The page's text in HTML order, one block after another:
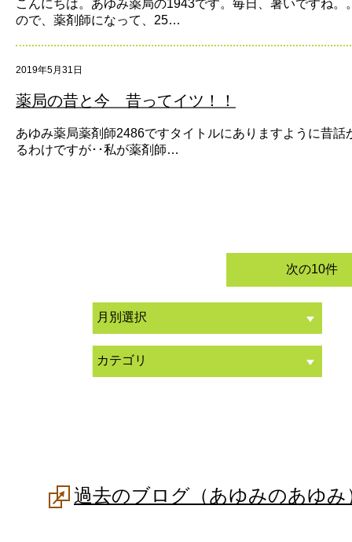
こんにちは。あゆみ薬局の1943です。毎日、暑いですね。
ので、薬剤師になって、25…
2019年5月31日
薬局の昔と今 昔ってイツ！！
あゆみ薬局薬剤師2486ですタイトルにありますように昔話
るわけですが･･私が薬剤師…
次の10件
過去のブログ（あゆみのあゆみ